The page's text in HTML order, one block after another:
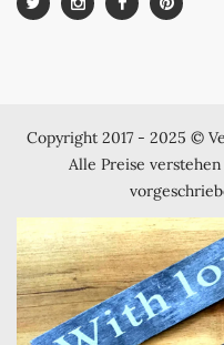
Copyright 2017 - 2025 ©
Alle Preise